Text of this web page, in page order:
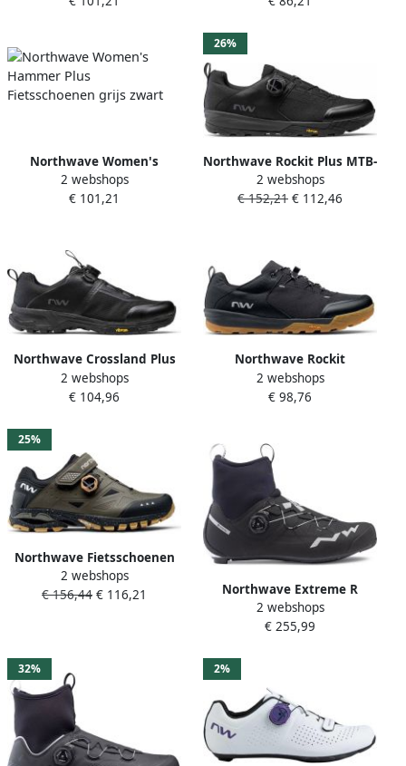
Northwave Women's
Hammer Plus Fietsschoenen
grijs zwart
2 webshops
€ 101,21
26%
Northwave Rockit Plus MTB-
schoenen Black Heren
2 webshops
€ 152,21 € 112,46
Northwave Crossland Plus
MTB-schoenen Black Heren
2 webshops
€ 104,96
Northwave Rockit
Fietsschoenen Zwart Groen
2 webshops
€ 98,76
25%
Northwave Fietsschoenen
Chaussures de cyclisme
Spider Plus 3
2 webshops
€ 156,44 € 116,21
Northwave Extreme R
Goretex Racefiets Schoenen
Zilver
2 webshops
€ 255,99
32% 2%